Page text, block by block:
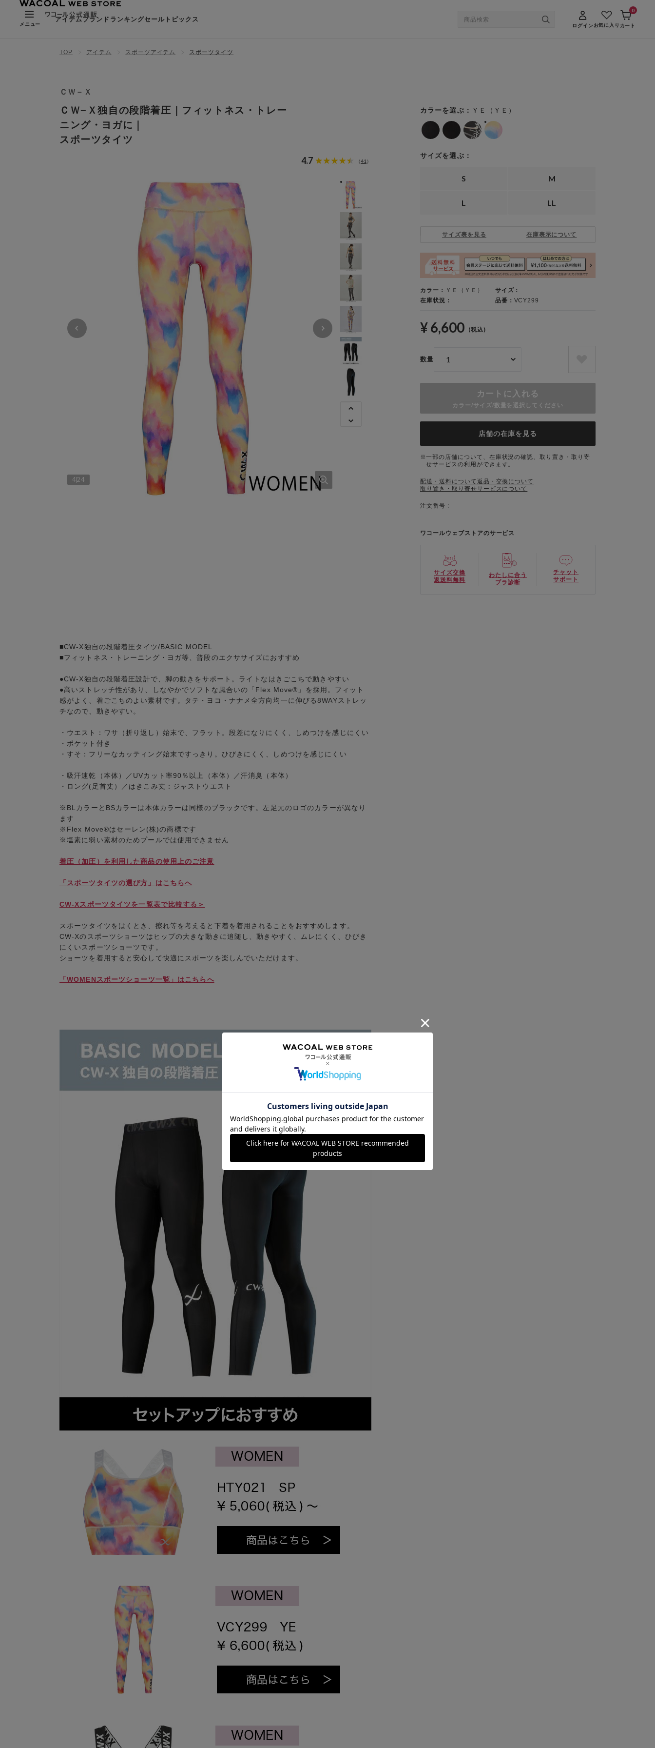
メニュー
アイテムブランド ランキングセールトピックス
ログインお気に入り カート
0
TOP アイテム スポーツアイテム スポーツタイツ
ＣＷ－Ｘ
ＣＷ−Ｘ独自の段階着圧｜フィットネス・トレー
ニング・ヨガに｜
スポーツタイツ
4.7
（41 ）
424
カラーを選ぶ： ＹＥ（ＹＥ）
サイズを選ぶ：
S M
L LL
サイズ表を見る 在庫表示について
カラー： ＹＥ（ＹＥ）
サイズ：
在庫状況：
品番： VCY299
¥ 6,600 (税込)
数量
カートに入れる
カラー/サイズ/数量を選択してください
店舗の在庫を見る
一部の店舗について、在庫状況の確認、取り置き・取り寄
せサービスの利用ができます。
配送・送料について返品・交換について
取り置き・取り寄せサービスについて
注文番号 :
ワコールウェブストアのサービス
サイズ交換
返送料無料
わたしに合う
ブラ診断
チャット
サポート
■CW-X独自の段階着圧タイツ/BASIC MODEL
■フィットネス・トレーニング・ヨガ等、普段のエクササイズにおすすめ
●CW-X独自の段階着圧設計で、脚の動きをサポート。ライトなはきごこちで動きやすい
●高いストレッチ性があり、しなやかでソフトな風合いの「Flex Move®」を採用。フィット
感がよく、着ごこちのよい素材です。タテ・ヨコ・ナナメ全方向均一に伸びる8WAYストレッ
チなので、動きやすい。
・ウエスト：ワサ（折り返し）始末で、フラット。段差になりにくく、しめつけを感じにくい
・ポケット付き
・すそ：フリーなカッティング始末ですっきり。ひびきにくく、しめつけを感じにくい
・吸汗速乾（本体）／UVカット率90％以上（本体）／汗消臭（本体）
・ロング(足首丈）／はきこみ丈：ジャストウエスト
※BLカラーとBSカラーは本体カラーは同様のブラックです。左足元のロゴのカラーが異なり
ます
※Flex Move®はセーレン(株)の商標です
※塩素に弱い素材のためプールでは使用できません
着圧（加圧）を利用した商品の使用上のご注意
「スポーツタイツの選び方」はこちらへ
CW-Xスポーツタイツを一覧表で比較する＞
スポーツタイツをはくとき、擦れ等を考えると下着を着用されることをおすすめします。
CW-Xのスポーツショーツはヒップの大きな動きに追随し、動きやすく、ムレにくく、ひびき
にくいスポーツショーツです。
ショーツを着用すると安心して快適にスポーツを楽しんでいただけます。
「WOMENスポーツショーツ一覧」はこちらへ